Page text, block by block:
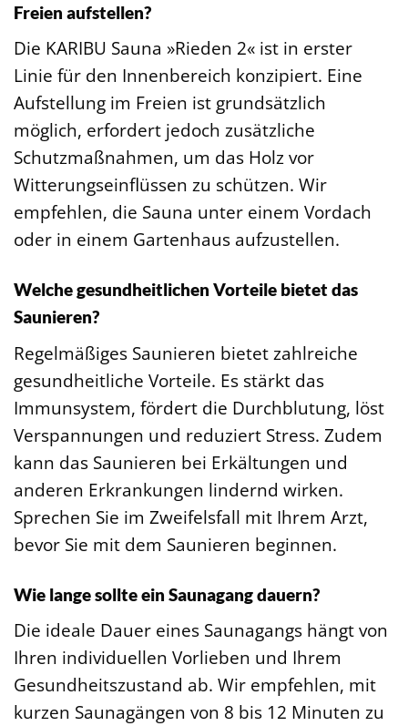
Freien aufstellen?
Die KARIBU Sauna »Rieden 2« ist in erster
Linie für den Innenbereich konzipiert. Eine
Aufstellung im Freien ist grundsätzlich
möglich, erfordert jedoch zusätzliche
Schutzmaßnahmen, um das Holz vor
Witterungseinflüssen zu schützen. Wir
empfehlen, die Sauna unter einem Vordach
oder in einem Gartenhaus aufzustellen.
Welche gesundheitlichen Vorteile bietet das
Saunieren?
Regelmäßiges Saunieren bietet zahlreiche
gesundheitliche Vorteile. Es stärkt das
Immunsystem, fördert die Durchblutung, löst
Verspannungen und reduziert Stress. Zudem
kann das Saunieren bei Erkältungen und
anderen Erkrankungen lindernd wirken.
Sprechen Sie im Zweifelsfall mit Ihrem Arzt,
bevor Sie mit dem Saunieren beginnen.
Wie lange sollte ein Saunagang dauern?
Die ideale Dauer eines Saunagangs hängt von
Ihren individuellen Vorlieben und Ihrem
Gesundheitszustand ab. Wir empfehlen, mit
kurzen Saunagängen von 8 bis 12 Minuten zu